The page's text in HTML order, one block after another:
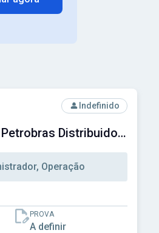
- Petrobras Distribuidora S.A.
Indefinido
Petrobras - Petrobras Distribuidora S.A.
Operação
PROVA
A definir